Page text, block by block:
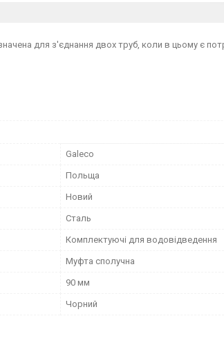
для з'єднання двох труб, коли в цьому є
Galeco
Польща
Новий
Сталь
Комплектуючі для водовідведення
Муфта сполучна
90 мм
Чорний